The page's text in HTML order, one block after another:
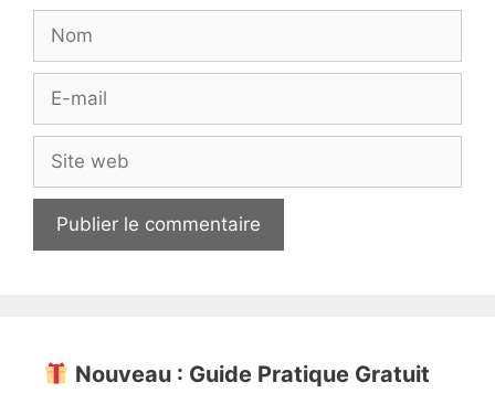
mail
web
Nouveau : Guide Pratique Gratuit